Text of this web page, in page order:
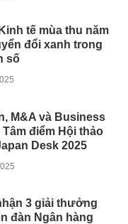
tế mùa thu năm
đổi xanh trong
số
M&A và Business
Tâm điểm Hội thảo
Desk 2025
3 giải thưởng
đàn Ngân hàng